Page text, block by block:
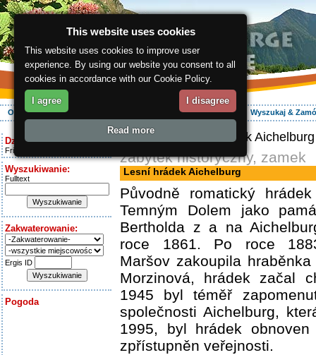
O regionie Aktywnie Zakwaterowanie Wyszukaj &
Dziś jest:
Friday 7.08.2026
Wyszukiwanie:
Fulltext
Zakwaterowanie:
Ergis ID
Pogoda
ergis.cz > Lesní hrádek Aichelburg
zabytek historyczny, zamek
Lesní hrádek Aichelburg
Původně romatický
Temným Dolem jako
Bertholda z a na
roce 1861. Po roce
Maršov zakoupila
Morzinová, hrádek začal
1945 byl téměř
společnosti Aichelburg,
1995, byl hrádek
zpřístupněn veřejnosti.
This website uses cookies
This website uses cookies to improve user
experience. By using our website you consent to all
cookies in accordance with our Cookie Policy.
I agree I disagree
Read more